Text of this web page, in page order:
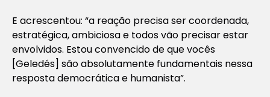
E acrescentou: “a reação precisa ser coordenada,
estratégica, ambiciosa e todos vão precisar estar
envolvidos. Estou convencido de que vocês
[Geledés] são absolutamente fundamentais nessa
resposta democrática e humanista”.